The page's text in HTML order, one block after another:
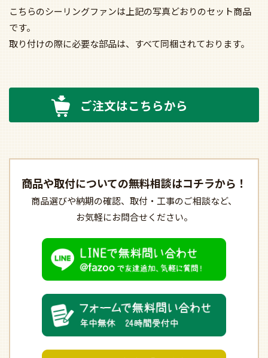
こちらのシーリングファンは上記の写真どおりのセット商品
です。
取り付けの際に必要な部品は、すべて同梱されております。
ご注文はこちらから
商品や取付についての無料相談はコチラから！
商品選びや納期の確認、 取付・工事のご相談など、
お気軽にお問合せください。